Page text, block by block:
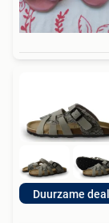
Duurzame deal